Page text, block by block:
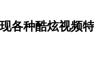
各种酷炫视频